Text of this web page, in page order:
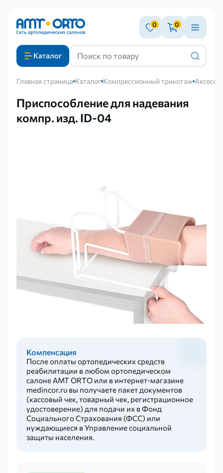
0 0
Каталог
Главная страница Каталог Компрессионный трикотаж
Приспособление для надевания
компр. изд. ID-04
Компенсация
После оплаты ортопедических средств
реабилитации в любом ортопедическом
салоне AMT ORTO или в интернет-магазине
medincor.ru вы получаете пакет документов
(кассовый чек, товарный чек, регистрационное
удостоверение) для подачи их в Фонд
Социального Страхования (ФСС) или
нуждающиеся в Управление социальной
защиты населения.